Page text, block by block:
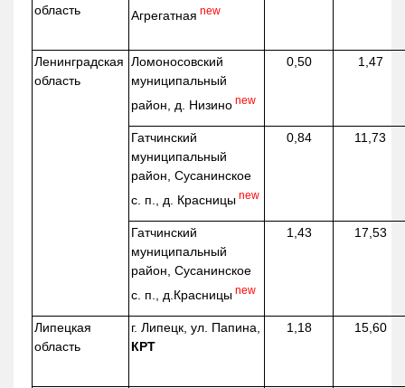
область
Агрегатная new
Ленинградская
область
Ломоносовский
муниципальный
район, д. Низино new
0,50 1,47
Гатчинский
муниципальный
район, Сусанинское
с. п., д. Красницы new
0,84 11,73
Гатчинский
муниципальный
район, Сусанинское
с. п., д.Красницы new
1,43 17,53
Липецкая
область
г. Липецк, ул. Папина,
КРТ
1,18 15,60